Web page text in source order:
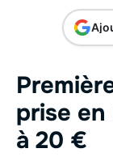
prise
à 20 €